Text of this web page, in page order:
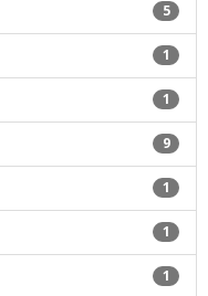
5
1
1
9
1
1
1